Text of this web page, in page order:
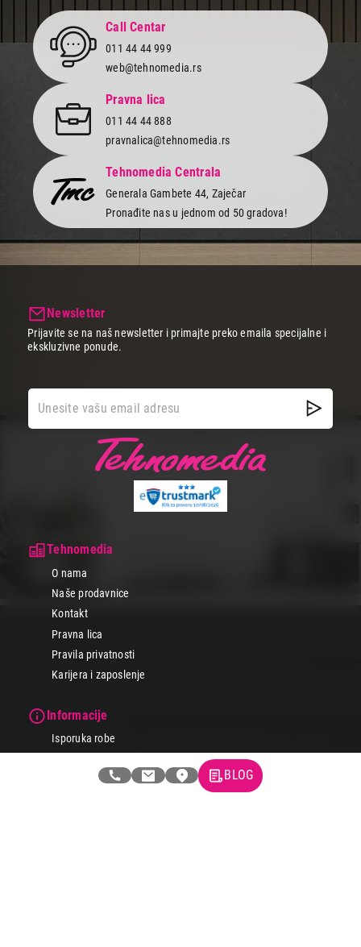
Call Centar
011 44 44 999
web@tehnomedia.rs
Pravna lica
011 44 44 888
pravnalica@tehnomedia.rs
Tehnomedia Centrala
Generala Gambete 44, Zaječar
Pronađite nas u jednom od 50 gradova!
Tehnomedia
O nama
Naše prodavnice
Kontakt
Pravna lica
Pravila privatnosti
Karijera i zaposlenje
Informacije
Isporuka robe
Uslovi korišćenja
Newsletter
Prijavite se na naš newsletter i primajte preko emaila specijalne i
ekskluzivne ponude.
BLOG